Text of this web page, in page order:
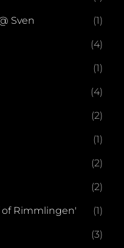
Sven (1)
(4)
(1)
(4)
(2)
(1)
(2)
(2)
of Rimmlingen' (1)
(3)